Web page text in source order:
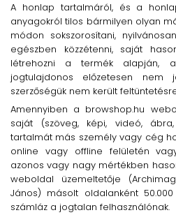
A honlap tartalmáról, és a
anyagokról tilos bármilyen olyan
módon sokszorosítani,
egészben közzétenni, saját
létrehozni a termék alapján,
jogtulajdonos előzetesen nem
szerzőségük nem került
Amennyiben a browshop.hu
saját (szöveg, képi, videó,
tartalmát más személy vagy cég
online vagy offline felületén
azonos vagy nagy mértékben
weboldal üzemeltetője
János) másolt oldalanként
számláz a jogtalan felhasználónak.